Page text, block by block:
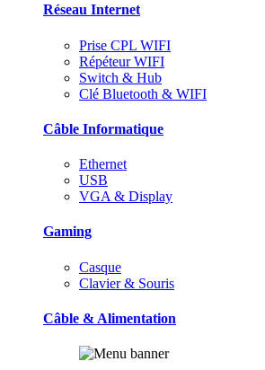
Réseau Internet
Prise CPL WIFI
Répéteur WIFI
Switch & Hub
Clé Bluetooth & WIFI
Câble Informatique
Ethernet
USB
VGA & Display
Gaming
Casque
Clavier & Souris
Câble & Alimentation